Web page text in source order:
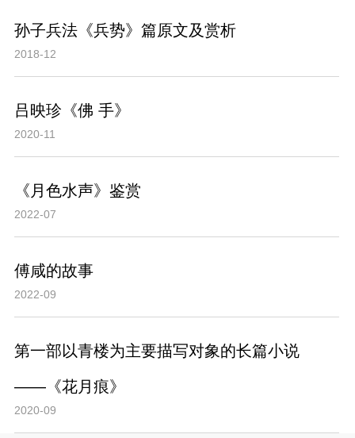
孙子兵法《兵势》篇原文及赏析
2018-12
吕映珍《佛 手》
2020-11
《月色水声》鉴赏
2022-07
傅咸的故事
2022-09
第一部以青楼为主要描写对象的长篇小说
——《花月痕》
2020-09